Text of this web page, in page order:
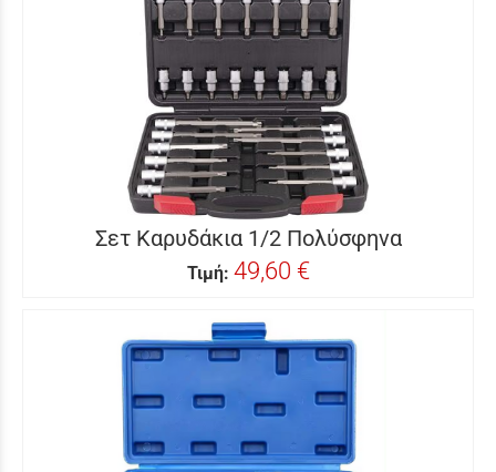
Σετ Καρυδάκια 1/2 Πολύσφηνα
Τιμή: 49,60 €